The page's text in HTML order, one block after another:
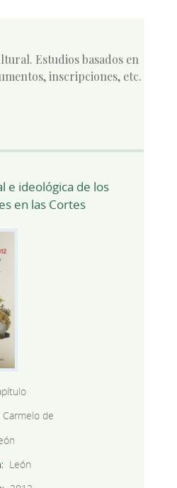
Estudios basados en
inscripciones, etc.
e ideológica de los
en las Cortes
Carmelo de
León